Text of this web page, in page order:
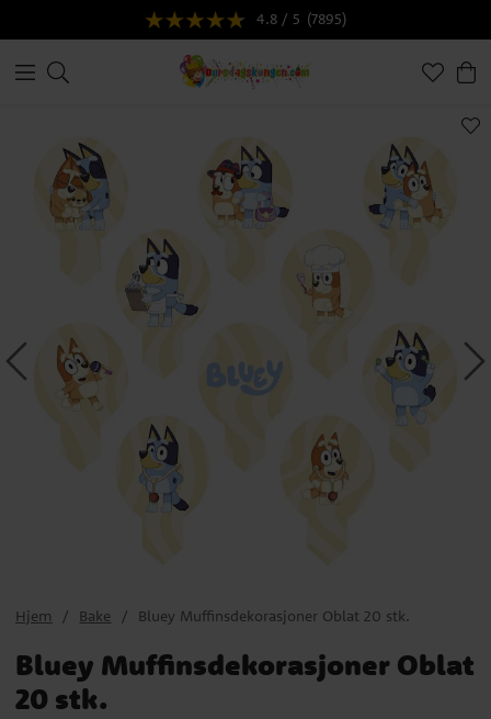
4.8 / 5 (7895)
Hjem Bake Bluey Muffinsdekorasjoner Oblat 20 stk.
Bluey Muffinsdekorasjoner Oblat
20 stk.